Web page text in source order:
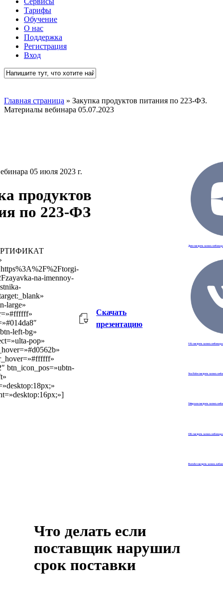
Тарифы
Обучение
О нас
Поддержка
Регистрация
Вход
Главная страница » Закупка продуктов питания по 223-ФЗ.
Материалы вебинара 05.07.2023
05 июля 2023 г.
продуктов
по 223-ФЗ
na-imennoy-
large»
left-bg»
pop»
btn_icon_pos=»ubtn-
Скачать
презентацию
Дзен смотреть запись
VK смотреть запись вебинара
YouTube смотреть запись
Telegram смотреть запись
OK смотреть запись вебинара
Rutube смотреть запись
Что делать если
поставщик нарушил
срок поставки